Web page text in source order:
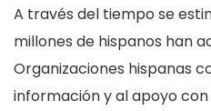
A través del tiempo se
millones de hispanos han
Organizaciones hispanas
información y al apoyo